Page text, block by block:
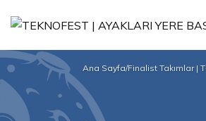
Ana Sayfa/Finalist Takımlar |